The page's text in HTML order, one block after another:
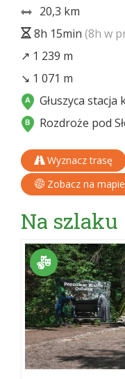
20,3 km
8h 15min (8h w
↗ 1 239 m
↘ 1 071 m
Głuszyca stacja
Rozdroże pod
Wyznacz trasę
Zobacz na mapie
Na szlaku